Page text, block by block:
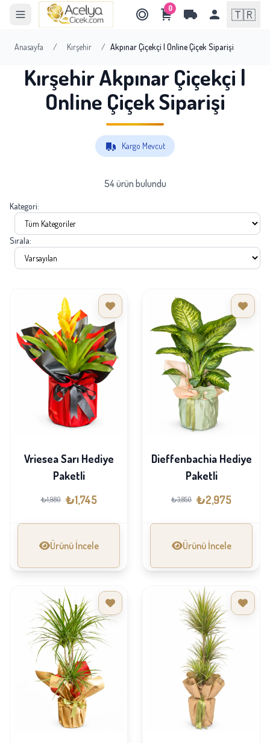
0 🇹🇷
Anasayfa / Kırşehir / Akpınar Çiçekçi | Online Çiçek Siparişi
Kırşehir Akpınar Çiçekçi |
Online Çiçek Siparişi
Kargo Mevcut
54 ürün bulundu
Kategori:
Sırala:
Vriesea Sarı Hediye
Paketli
₺1,980 ₺1,745
Ürünü İncele
Dieffenbachia Hediye
Paketli
₺3,850 ₺2,975
Ürünü İncele